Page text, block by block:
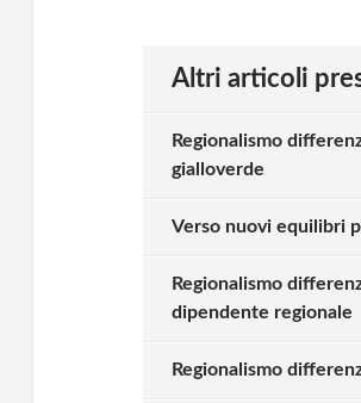
Altri articoli
Regionalismo
gialloverde
Verso nuovi equilibri
Regionalismo
dipendente regionale
Regionalismo